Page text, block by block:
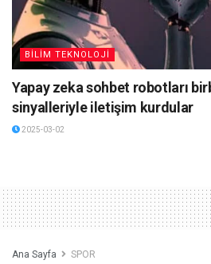
BİLİM TEKNOLOJİ
Yapay zeka sohbet robotları
sinyalleriyle iletişim kurdular
2025-03-02
Ana Sayfa SPOR